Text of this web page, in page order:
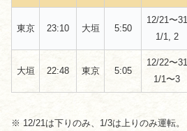
東京 23:10 大垣 5:50
12/21〜31
1/1, 2
大垣 22:48 東京 5:05
12/22〜31
1/1〜3
※ 12/21は下りのみ、1/3は上りのみ運転。